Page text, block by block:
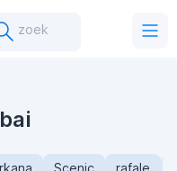
zoek
Scenic rafale